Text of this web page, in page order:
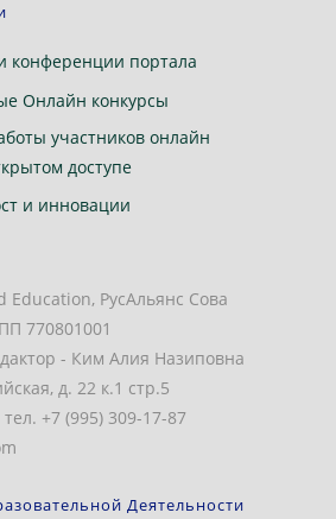
конференции портала
Онлайн конкурсы
участников онлайн
доступе
и инновации
Education, РусАльянс Сова
770801001
- Ким Алия Назиповна
д. 22 к.1 стр.5
+7 (995) 309-17-87
Деятельности